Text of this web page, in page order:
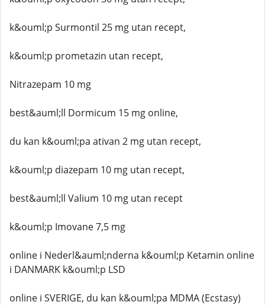
k&ouml;p Surmontil 25 mg utan recept,
k&ouml;p prometazin utan recept,
Nitrazepam 10 mg
best&auml;ll Dormicum 15 mg online,
du kan k&ouml;pa ativan 2 mg utan recept,
k&ouml;p diazepam 10 mg utan recept,
best&auml;ll Valium 10 mg utan recept
k&ouml;p Imovane 7,5 mg
online i Nederl&auml;nderna k&ouml;p Ketamin online
i DANMARK k&ouml;p LSD
online i SVERIGE, du kan k&ouml;pa MDMA (Ecstasy)